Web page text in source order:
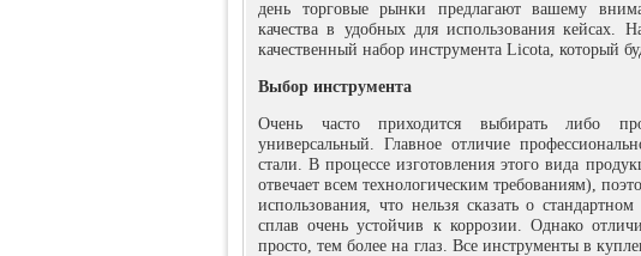
день торговые рынки предлагают вашему
качества в удобных для использования кейсах.
качественный набор инструмента Licota, который
Выбор инструмента
Очень часто приходится выбирать либо
универсальный. Главное отличие
стали. В процессе изготовления этого вида
отвечает всем технологическим требованиям),
использования, что нельзя сказать о
сплав очень устойчив к коррозии. Однако
просто, тем более на глаз. Все инструменты в